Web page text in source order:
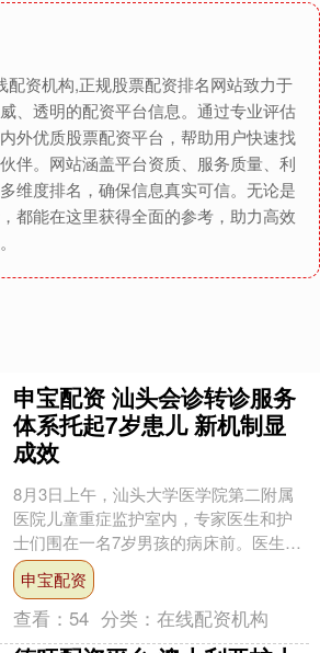
配资机构,正规股票配资排名网站致力于
、透明的配资平台信息。通过专业评估
外优质股票配资平台，帮助用户快速找
伴。网站涵盖平台资质、服务质量、利
维度排名，确保信息真实可信。无论是
都能在这里获得全面的参考，助力高效
申宝配资 汕头会诊转诊服务
体系托起7岁患儿 新机制显
成效
8月3日上午，汕头大学医学院第二附属
医院儿童重症监护室内，专家医生和护
士们围在一名7岁男孩的病床前。医生轻
声唤他的名字，让他抬手、动脚，男孩
缓缓抬起手，准确回应....
申宝配资
查看： 54 分类：在线配资机构